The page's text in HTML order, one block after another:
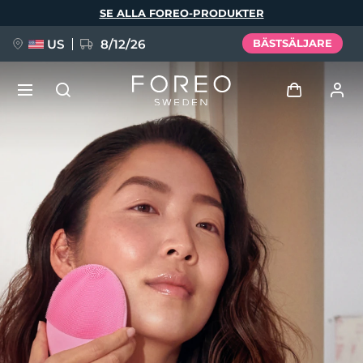
SE ALLA FOREO-PRODUKTER
US 8/12/26 BÄSTSÄLJARE
Användarprofil
Mina enheter
Mina beställningar
Mina adresser
Mina prenumerationer
FAQ™ Pure Beauty-Tech Elixir
BREAKING NEWS
issa™ Teeth Whitening Set
Språk
English Deutsch
Español
Français
Italiano
Português
Polski
Svenska
Русский
Türkçe
简体中文 繁體中文